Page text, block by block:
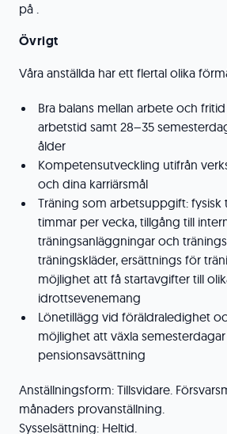
på .
Övrigt
Våra anställda har ett flertal olika
Bra balans mellan arbete och
arbetstid samt 28–35
ålder
Kompetensutveckling utifrån
och dina karriärsmål
Träning som arbetsuppgift:
timmar per vecka, tillgång till
träningsanläggningar och
träningskläder, ersättnings för
möjlighet att få startavgifter till
idrottsevenemang
Lönetillägg vid föräldraledighet
möjlighet att växla
pensionsavsättning
Anställningsform: Tillsvidare.
månaders provanställning.
Sysselsättning: Heltid.